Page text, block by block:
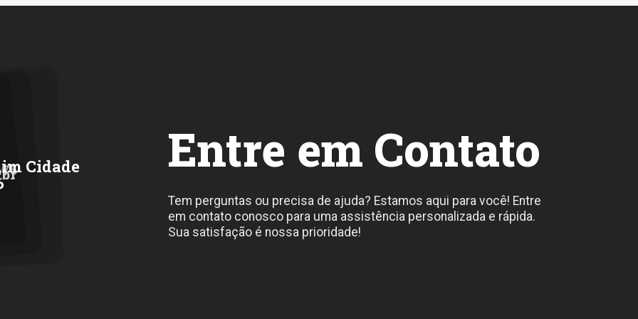
Cidade
Entre em Contato
Tem perguntas ou precisa de ajuda? Estamos aqui para você! Entre
em contato conosco para uma assistência personalizada e rápida.
Sua satisfação é nossa prioridade!